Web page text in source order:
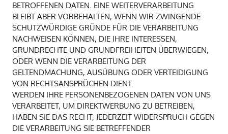
BETROFFENEN DATEN. EINE WEITERVERARBEITUNG
BLEIBT ABER VORBEHALTEN, WENN WIR ZWINGENDE
SCHUTZWÜRDIGE GRÜNDE FÜR DIE VERARBEITUNG
NACHWEISEN KÖNNEN, DIE IHRE INTERESSEN,
GRUNDRECHTE UND GRUNDFREIHEITEN ÜBERWIEGEN,
ODER WENN DIE VERARBEITUNG DER
GELTENDMACHUNG, AUSÜBUNG ODER VERTEIDIGUNG
VON RECHTSANSPRÜCHEN DIENT.
WERDEN IHRE PERSONENBEZOGENEN DATEN VON UNS
VERARBEITET, UM DIREKTWERBUNG ZU BETREIBEN,
HABEN SIE DAS RECHT, JEDERZEIT WIDERSPRUCH GEGEN
DIE VERARBEITUNG SIE BETREFFENDER